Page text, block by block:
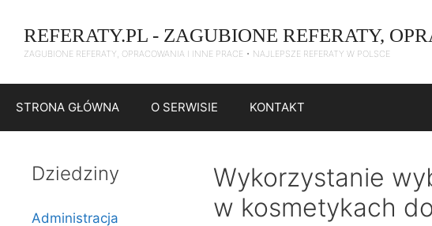
treści
REFERATY.PL - ZAGUBIONE REFERATY,
ZAGUBIONE REFERATY, OPRACOWANIA I INNE PRACE • NAJLEPSZE REFERATY W POLSCE
STRONA GŁÓWNA O SERWISIE KONTAKT
Wykorzystanie
w kosmetykach
Dziedziny
Administracja